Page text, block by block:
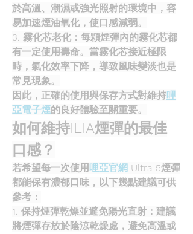
於高溫、潮濕或強光照射的環境中，容
易加速煙油氧化，使口感減弱。
3. 霧化芯老化：每顆煙彈內的霧化芯都
有一定使用壽命。當霧化芯接近極限
時，氣化效率下降，導致風味變淡也是
常見現象。
因此，正確的使用與保存方式對維持哩
亞電子煙的良好體驗至關重要。
如何維持ILIA煙彈的最佳
口感？
若希望每一次使用 哩亞官網 Ultra 5煙彈
都能保有濃郁口味，以下幾點建議可供
參考：
1. 保持煙彈乾燥並避免陽光直射：建議
將煙彈存放於陰涼乾燥處，避免高溫或